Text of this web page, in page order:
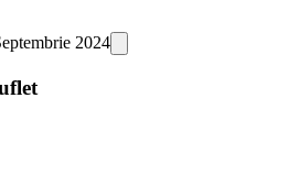
2024